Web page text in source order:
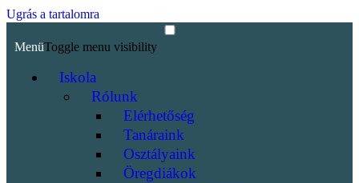
Ugrás a tartalomra
MenüToggle menu visibility
Iskola
Rólunk
Elérhetőség
Tanáraink
Osztályaink
Öregdiákok